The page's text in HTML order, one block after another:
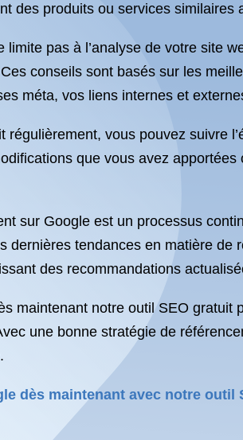
des produits ou services similaires
limite pas à l’analyse de votre site
conseils sont basés sur les
méta, vos liens internes et
régulièrement, vous pouvez suivre
que vous avez
sur Google est un processus
dernières tendances en matière
des recommandations
maintenant notre outil SEO
une bonne stratégie de
dès maintenant avec notre outil